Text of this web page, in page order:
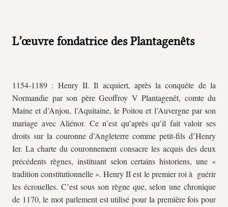
L’œuvre fondatrice des Plantagenêts
1154-1189 : Henry II. Il acquiert, après la conquête de la
Normandie par son père Geoffroy V Plantagenêt, comte du
Maine et d’Anjou, l’Aquitaine, le Poitou et l’Auvergne par son
mariage avec Aliénor. Ce n’est qu’après qu’il fait valoir ses
droits sur la couronne d’Angleterre comme petit-fils d’Henry
Ier. La charte du couronnement consacre les acquis des deux
précédents règnes, instituant selon certains historiens, une «
tradition constitutionnelle ». Henry II est le premier roi à guérir
les écrouelles. C’est sous son règne que, selon une chronique
de 1170, le mot parlement est utilisé pour la première fois pour